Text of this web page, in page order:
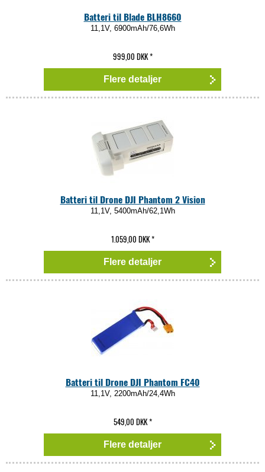
Batteri til Blade BLH8660
11,1V, 6900mAh/76,6Wh
999,00 DKK*
Flere detaljer
Batteri til Drone DJI Phantom 2 Vision
11,1V, 5400mAh/62,1Wh
1.059,00 DKK*
Flere detaljer
Batteri til Drone DJI Phantom FC40
11,1V, 2200mAh/24,4Wh
549,00 DKK*
Flere detaljer